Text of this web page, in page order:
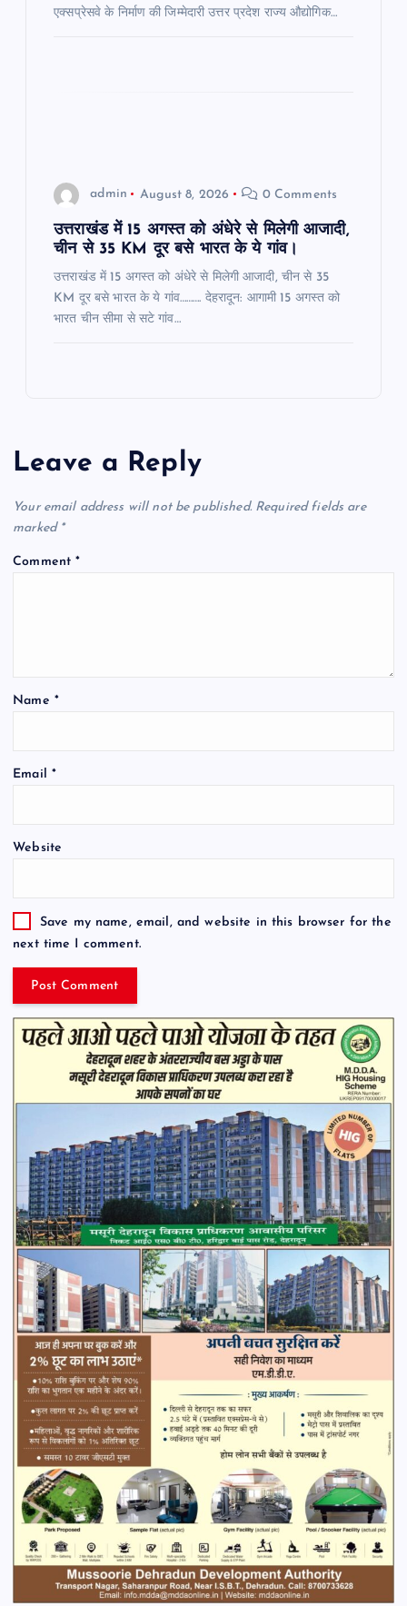
एक्सप्रेसवे के निर्माण की जिम्मेदारी उत्तर प्रदेश राज्य औद्योगिक…
admin August 8, 2026 0 Comments
उत्तराखंड में 15 अगस्त को अंधेरे से मिलेगी आजादी,
चीन से 35 KM दूर बसे भारत के ये गांव।
उत्तराखंड में 15 अगस्त को अंधेरे से मिलेगी आजादी, चीन से 35
KM दूर बसे भारत के ये गांव………. देहरादून: आगामी 15 अगस्त को
भारत चीन सीमा से सटे गांव…
Leave a Reply
Your email address will not be published. Required fields are
marked *
Comment*
Name *
Email *
Website
Save my name, email, and website in this browser for the
next time I comment.